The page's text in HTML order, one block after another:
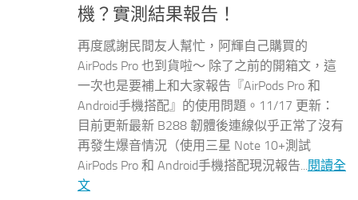
機？實測結果報告！
再度感謝民間友人幫忙，阿輝自己購買的
AirPods Pro 也到貨啦～ 除了之前的開箱文，這
一次也是要補上和大家報告『AirPods Pro 和
Android手機搭配』的使用問題。11/17 更新：
目前更新最新 B288 韌體後連線似乎正常了沒有
再發生爆音情況（使用三星 Note 10+測試
AirPods Pro 和 Android手機搭配現況報告...閱讀全
文